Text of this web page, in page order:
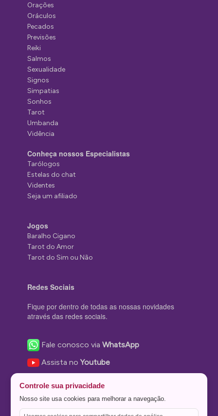
Orações
Oráculos
Pecados
Previsões
Reiki
Salmos
Sexualidade
Signos
Simpatias
Sonhos
Tarot
Umbanda
Vidência
Conheça nossos Especialistas
Tarólogos
Estelas do chat
Videntes
Seja um afiliado
Jogos
Baralho Cigano
Tarot do Amor
Tarot do Sim ou Não
Redes Sociais
Fique por dentro de todas as nossas novidades
através das redes sociais.
Fale conosco viaWhatsApp
Assista noYoutube
Nos siga no Instagram
Controle sua privacidade
Nosso site usa cookies para melhorar a navegação.